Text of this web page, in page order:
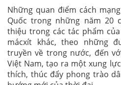
Những quan điểm cách
Quốc trong những năm 20
thiệu trong các tác phẩm
mácxít khác, theo những
truyền về trong nước, đến
Việt Nam, tạo ra một xung
thích, thúc đẩy phong trào